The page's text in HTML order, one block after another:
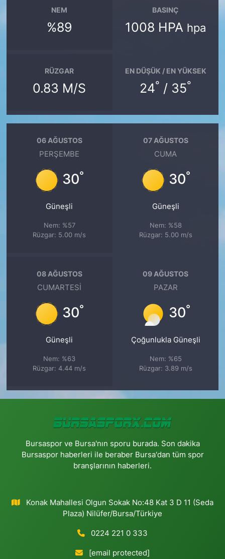
NEM
%89
BASINÇ
1008 HPA hpa
RÜZGAR
0.83 M/S
EN DÜŞÜK / EN YÜKSEK
24° / 35°
06 AĞUSTOS
PERŞEMBE
30°
Güneşli
Nem: %57
Rüzgar: 5.00 m/s
07 AĞUSTOS
CUMA
30°
Güneşli
Nem: %58
Rüzgar: 5.00 m/s
08 AĞUSTOS
CUMARTESI
30°
Güneşli
Nem: %63
Rüzgar: 4.44 m/s
09 AĞUSTOS
PAZAR
30°
Çoğunlukla Güneşli
Nem: %65
Rüzgar: 3.89 m/s
Bursaspor ve Bursa'nın sporu burada. Son dakika
Bursaspor haberleri ile beraber Bursa'dan tüm spor
branşlarının haberleri.
Konak Mahallesi Olgun Sokak No:48 Kat 3 D 11 (Seda
Plaza) Nilüfer/Bursa/Türkiye
0224 221 0 333
[email protected]